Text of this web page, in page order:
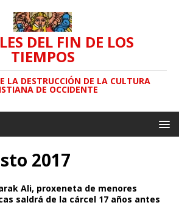
DEL FIN DE LOS
TIEMPOS
LA DESTRUCCIÓN DE LA CULTURA
DE OCCIDENTE
2017
Ali, proxeneta de menores
saldrá de la cárcel 17 años antes